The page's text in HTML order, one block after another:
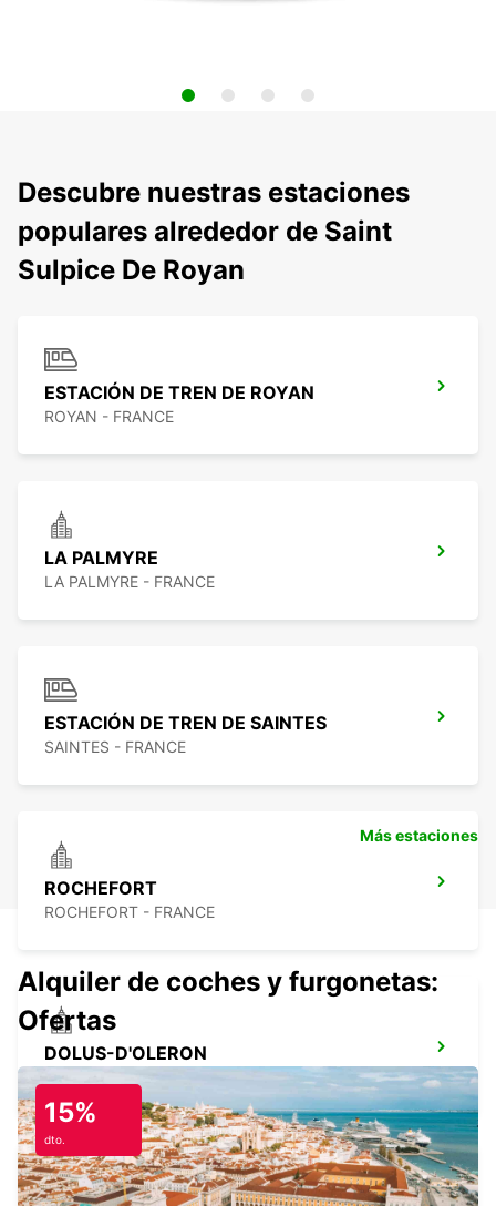
Descubre nuestras estaciones
populares alrededor de Saint
Sulpice De Royan
ESTACIÓN DE TREN DE ROYAN
ROYAN - FRANCE
LA PALMYRE
LA PALMYRE - FRANCE
ESTACIÓN DE TREN DE SAINTES
SAINTES - FRANCE
ROCHEFORT
ROCHEFORT - FRANCE
DOLUS-D'OLERON
DOLUS D OLERON - FRANCE
Más estaciones
Alquiler de coches y furgonetas:
Ofertas
15%
dto.